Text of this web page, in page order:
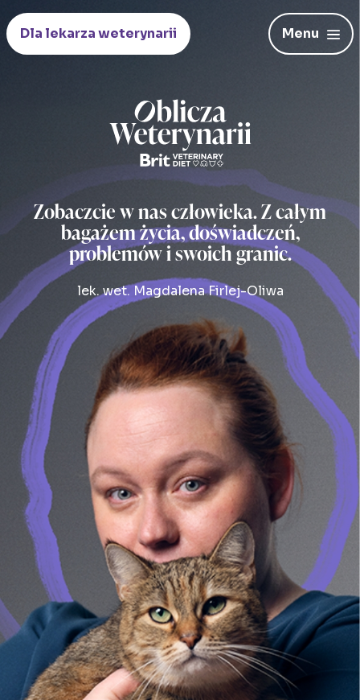
Dla lekarza weterynarii Menu
Zobaczcie w nas człowieka. Z całym
bagażem życia,doświadczeń,
problemów i swoich granic.
lek. wet. Magdalena Firlej-Oliwa